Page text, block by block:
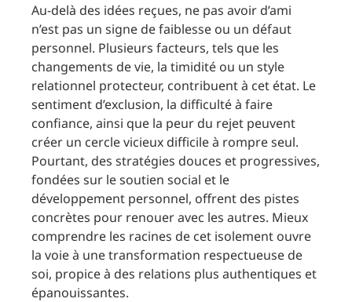
Au-delà des idées reçues, ne pas avoir d’ami
n’est pas un signe de faiblesse ou un défaut
personnel. Plusieurs facteurs, tels que les
changements de vie, la timidité ou un style
relationnel protecteur, contribuent à cet état. Le
sentiment d’exclusion, la difficulté à faire
confiance, ainsi que la peur du rejet peuvent
créer un cercle vicieux difficile à rompre seul.
Pourtant, des stratégies douces et progressives,
fondées sur le soutien social et le
développement personnel, offrent des pistes
concrètes pour renouer avec les autres. Mieux
comprendre les racines de cet isolement ouvre
la voie à une transformation respectueuse de
soi, propice à des relations plus authentiques et
épanouissantes.